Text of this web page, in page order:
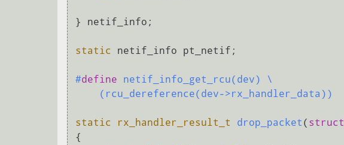
} netif_info;
static netif_info pt_netif;
#define netif_info_get_rcu(dev) \
    (rcu_dereference(dev->rx_handler_data))
static rx_handler_result_t drop_packet ( struct
{